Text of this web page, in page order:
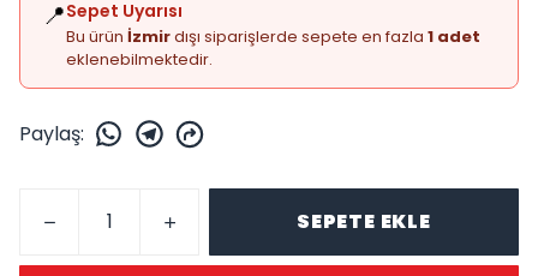
📍Sepet Uyarısı
Bu ürün İzmirdışı siparişlerde sepete en fazla 1 adet
eklenebilmektedir.
Paylaş:
SEPETE EKLE